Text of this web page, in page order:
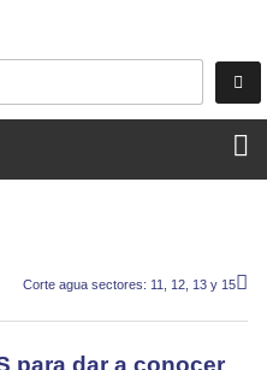
Corte agua sectores: 11, 12, 13 y 15
para dar a conocer